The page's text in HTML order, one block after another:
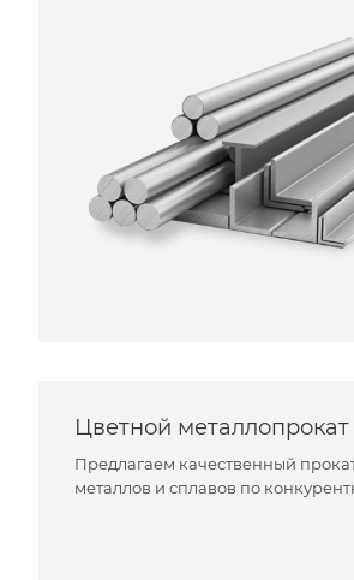
Цветной металлопрокат
Предлагаем качественный
металлов и сплавов по